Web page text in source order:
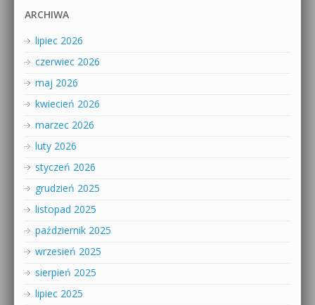
ARCHIWA
lipiec 2026
czerwiec 2026
maj 2026
kwiecień 2026
marzec 2026
luty 2026
styczeń 2026
grudzień 2025
listopad 2025
październik 2025
wrzesień 2025
sierpień 2025
lipiec 2025